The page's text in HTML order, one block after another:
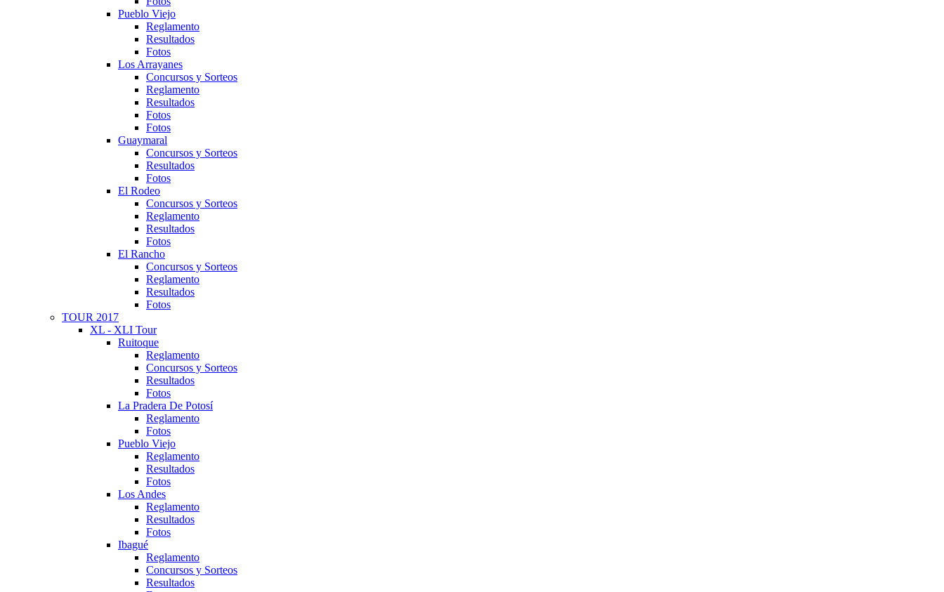
Pueblo Viejo
Reglamento
Resultados
Fotos
Los Arrayanes
Concursos y Sorteos
Reglamento
Resultados
Fotos
Fotos
Guaymaral
Concursos y Sorteos
Resultados
Fotos
El Rodeo
Concursos y Sorteos
Reglamento
Resultados
Fotos
El Rancho
Concursos y Sorteos
Reglamento
Resultados
Fotos
TOUR 2017
XL - XLI Tour
Ruitoque
Reglamento
Concursos y Sorteos
Resultados
Fotos
La Pradera De Potosí
Reglamento
Fotos
Pueblo Viejo
Reglamento
Resultados
Fotos
Los Andes
Reglamento
Resultados
Fotos
Ibagué
Reglamento
Concursos y Sorteos
Resultados